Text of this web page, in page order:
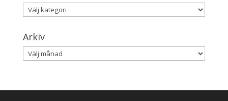
Kategorier
Arkiv
Arkiv